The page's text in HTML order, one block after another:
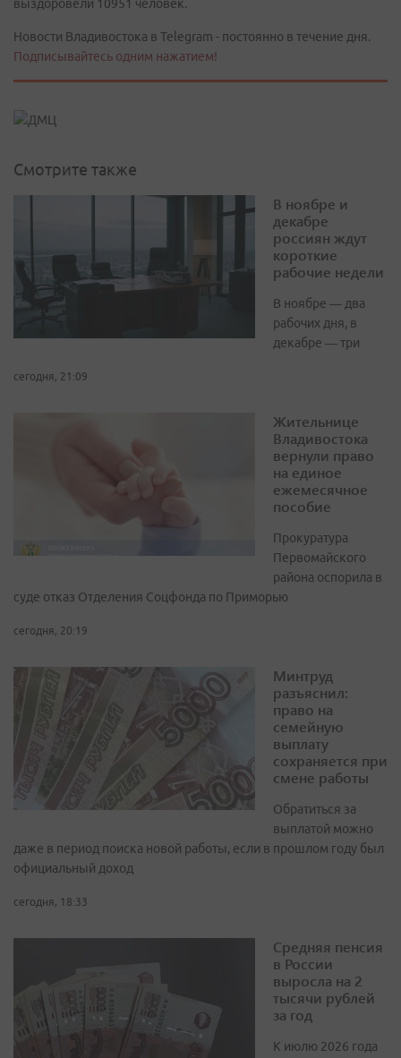
выздоровели 10951 человек.
Новости Владивостока в Telegram - постоянно в течение дня.
Подписывайтесь одним нажатием!
Смотрите также
В ноябре и
декабре
россиян ждут
короткие
рабочие недели
В ноябре — два
рабочих дня, в
декабре — три
сегодня, 21:09
Жительнице
Владивостока
вернули право
на единое
ежемесячное
пособие
Прокуратура
Первомайского
района оспорила в
суде отказ Отделения Соцфонда по Приморью
сегодня, 20:19
Минтруд
разъяснил:
право на
семейную
выплату
сохраняется при
смене работы
Обратиться за
выплатой можно
даже в период поиска новой работы, если в прошлом году был
официальный доход
сегодня, 18:33
Средняя пенсия
в России
выросла на 2
тысячи рублей
за год
К июлю 2026 года